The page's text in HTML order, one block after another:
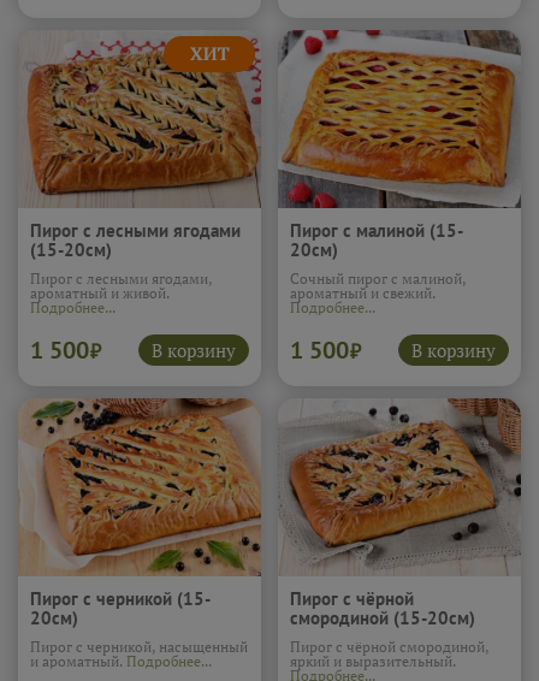
вкусного.Подробнее...
Пирог с лесными ягодами
(15-20см)
Пирог с лесными ягодами,
ароматный и живой.
Подробнее...
1 500₽ В корзину
Пирог с малиной (15-
20см)
Сочный пирог с малиной,
ароматный и свежий.
Подробнее...
1 500₽ В корзину
Пирог с черникой (15-
20см)
Пирог с черникой, насыщенный
и ароматный. Подробнее...
Пирог с чёрной
смородиной (15-20см)
Пирог с чёрной смородиной,
яркий и выразительный.
Подробнее...